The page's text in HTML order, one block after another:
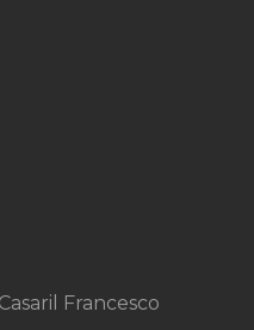
Francesco